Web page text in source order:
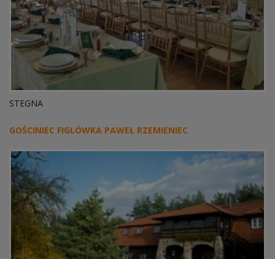
STEGNA
GOŚCINIEC FIGLÓWKA PAWEŁ RZEMIENIEC